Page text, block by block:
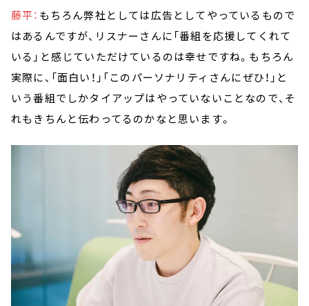
藤平： もちろん弊社としては広告としてやっているもので
はあるんですが、リスナーさんに「番組を応援してくれて
いる」と感じていただけているのは幸せですね。もちろん
実際に、「面白い！」「このパーソナリティさんにぜひ！」と
いう番組でしかタイアップはやっていないことなので、そ
れもきちんと伝わってるのかなと思います。